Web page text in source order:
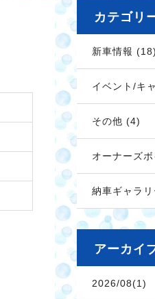
カテゴリ
新車情報 (18)
イベント/キ
その他 (4)
オーナーズ
納車ギャラ
アーカイ
2026/08(1)